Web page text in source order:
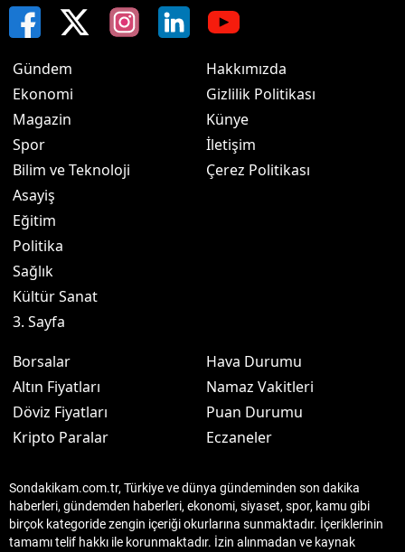
Gündem
Ekonomi
Magazin
Spor
Bilim ve Teknoloji
Asayiş
Eğitim
Politika
Sağlık
Kültür Sanat
3. Sayfa
Hakkımızda
Gizlilik Politikası
Künye
İletişim
Çerez Politikası
Borsalar
Altın Fiyatları
Döviz Fiyatları
Kripto Paralar
Hava Durumu
Namaz Vakitleri
Puan Durumu
Eczaneler
Sondakikam.com.tr, Türkiye ve dünya gündeminden son dakika
haberleri, gündemden haberleri, ekonomi, siyaset, spor, kamu gibi
birçok kategoride zengin içeriği okurlarına sunmaktadır. İçeriklerinin
tamamı telif hakkı ile korunmaktadır. İzin alınmadan ve kaynak